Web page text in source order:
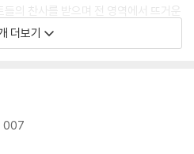
의 찬사를 받으며 전 영역에서 뜨거운
화권 작가 최초로 중국의 대표적 SF
금상과 은하상 최고인기외국작가상
를 포함한 10여 개국에 판권이 수출되
에서 출간되어 해외 팬들의 사랑을 받
더보기
007